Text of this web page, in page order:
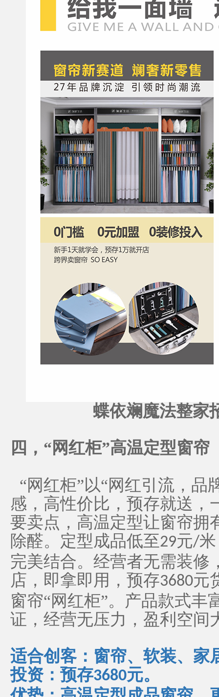
蝶依斓魔法整家
四， “网红柜”高温定型窗帘
“网红柜”以“网红引流，品
感，高性价比，预存就送，
要卖点，高温定型让窗帘拥
除醛。定型成品低至29元/
完美结合。经营者无需装修
店，即拿即用，预存3680元
窗帘“网红柜”。产品款式丰
证，经营无压力，盈利空间
适合创客：窗帘、软装、家
投资：预存3680元。